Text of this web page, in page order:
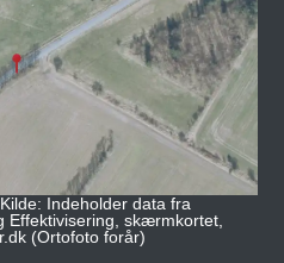
Indeholder data fra
Effektivisering, skærmkortet,
(Ortofoto forår)